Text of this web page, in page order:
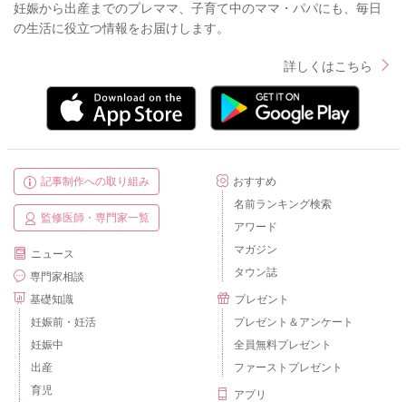
妊娠から出産までのプレママ、子育て中のママ・パパにも、毎日
の生活に役立つ情報をお届けします。
詳しくはこちら
記事制作への取り組み
監修医師・専門家一覧
ニュース
専門家相談
基礎知識
妊娠前・妊活
妊娠中
出産
育児
おすすめ
名前ランキング検索
アワード
マガジン
タウン誌
プレゼント
プレゼント＆アンケート
全員無料プレゼント
ファーストプレゼント
アプリ